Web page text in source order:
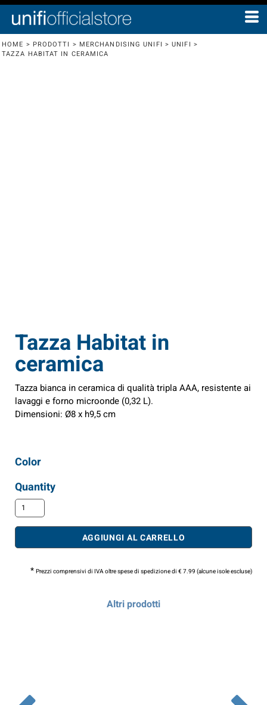
HOME > PRODOTTI > MERCHANDISING UNIFI > UNIFI >
TAZZA HABITAT IN CERAMICA
Tazza Habitat in
ceramica
Tazza bianca in ceramica di qualità tripla AAA, resistente ai
lavaggi e forno microonde (0,32 L).
Dimensioni: Ø8 x h9,5 cm
Color
Quantity
AGGIUNGI AL CARRELLO
* Prezzi comprensivi di IVA oltre spese di spedizione di € 7.99 (alcune isole escluse)
Altri prodotti